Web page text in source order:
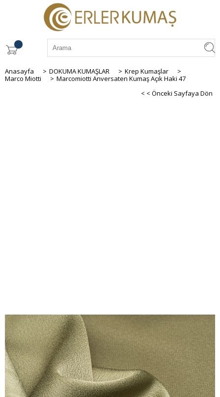
Anasayfa > DOKUMA KUMAŞLAR > Krep Kumaşlar
>
Marco Miotti
> Marcomiotti Anversaten Kumaş Açık Haki 47
< < Önceki Sayfaya Dön